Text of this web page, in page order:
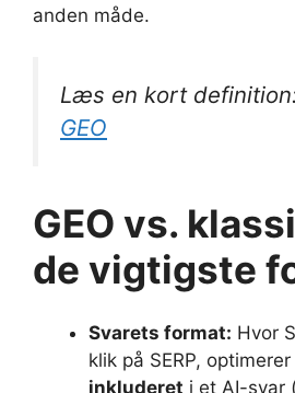
anden måde.
Læs en kort
GEO
GEO vs.
de vigtigste
Svarets format: Hvor
klik på SERP,
inkluderet i et AI-svar